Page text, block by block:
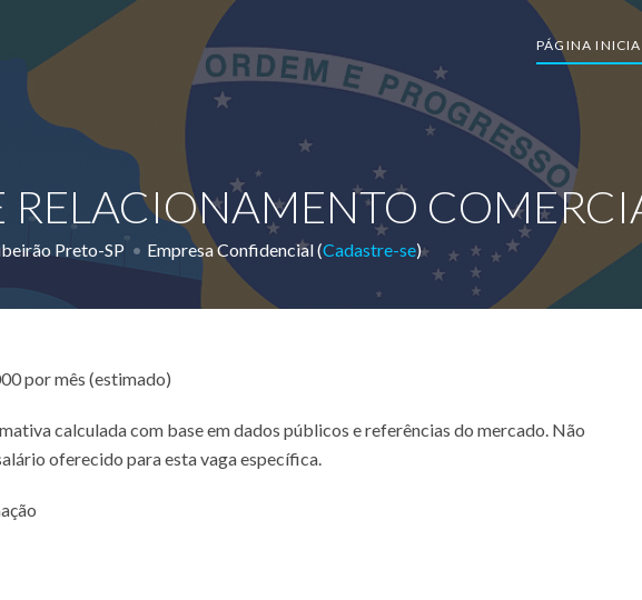
PÁGINA
RELACIONAMENTO
Preto-SP Empresa Confidencial (Cadastre-se)
por mês (estimado)
calculada com base em dados públicos e referências do mercado. Não
oferecido para esta vaga específica.